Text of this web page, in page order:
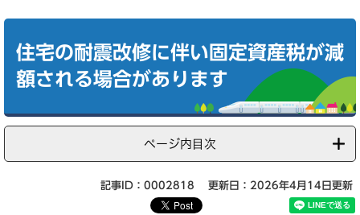
住宅の耐震改修に伴い固定資産税が減
額される場合があります
ページ内目次
記事ID：0002818 更新日：2026年4月14日更新